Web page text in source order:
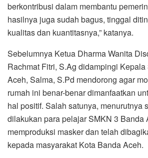
berkontribusi dalam membantu
hasilnya juga sudah bagus, tinggal
kualitas dan kuantitasnya,” katanya.
Sebelumnya Ketua Dharma Wanita
Rachmat Fitri, S.Ag didampingi
Aceh, Salma, S.Pd mendorong agar
rumah ini benar-benar dimanfaatkan
hal positif. Salah satunya, menurutnya
dilakukan para pelajar SMKN 3 Banda
memproduksi masker dan telah
kepada masyarakat Kota Banda Aceh.